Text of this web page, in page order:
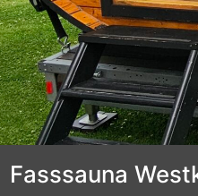
Fasssauna